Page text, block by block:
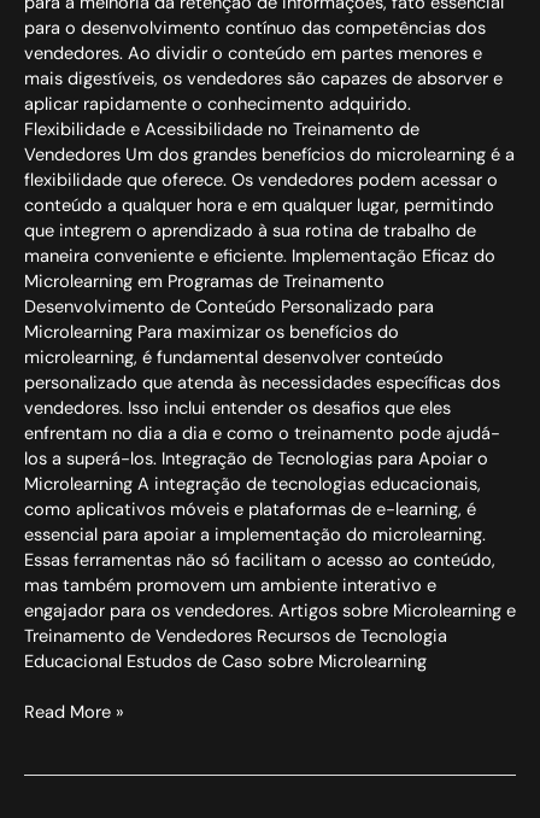
para o desenvolvimento contínuo das competências dos
vendedores. Ao dividir o conteúdo em partes menores e
mais digestíveis, os vendedores são capazes de absorver e
aplicar rapidamente o conhecimento adquirido.
Flexibilidade e Acessibilidade no Treinamento de
Vendedores Um dos grandes benefícios do microlearning é a
flexibilidade que oferece. Os vendedores podem acessar o
conteúdo a qualquer hora e em qualquer lugar, permitindo
que integrem o aprendizado à sua rotina de trabalho de
maneira conveniente e eficiente. Implementação Eficaz do
Microlearning em Programas de Treinamento
Desenvolvimento de Conteúdo Personalizado para
Microlearning Para maximizar os benefícios do
microlearning, é fundamental desenvolver conteúdo
personalizado que atenda às necessidades específicas dos
vendedores. Isso inclui entender os desafios que eles
enfrentam no dia a dia e como o treinamento pode ajudá-
los a superá-los. Integração de Tecnologias para Apoiar o
Microlearning A integração de tecnologias educacionais,
como aplicativos móveis e plataformas de e-learning, é
essencial para apoiar a implementação do microlearning.
Essas ferramentas não só facilitam o acesso ao conteúdo,
mas também promovem um ambiente interativo e
engajador para os vendedores. Artigos sobre Microlearning e
Treinamento de Vendedores Recursos de Tecnologia
Educacional Estudos de Caso sobre Microlearning
Read More »